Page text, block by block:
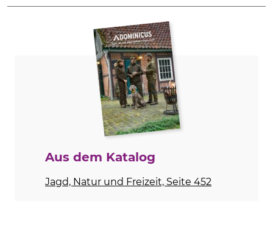
Modellbezeichnung
für Hundeführergürtel
Aus dem Katalog
Jagd, Natur und Freizeit, Seite 452